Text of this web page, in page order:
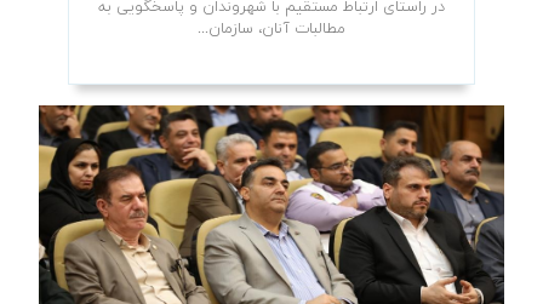
در راستای ارتباط مستقیم با شهروندان و پاسخگویی به
مطالبات آنان، سازمان...